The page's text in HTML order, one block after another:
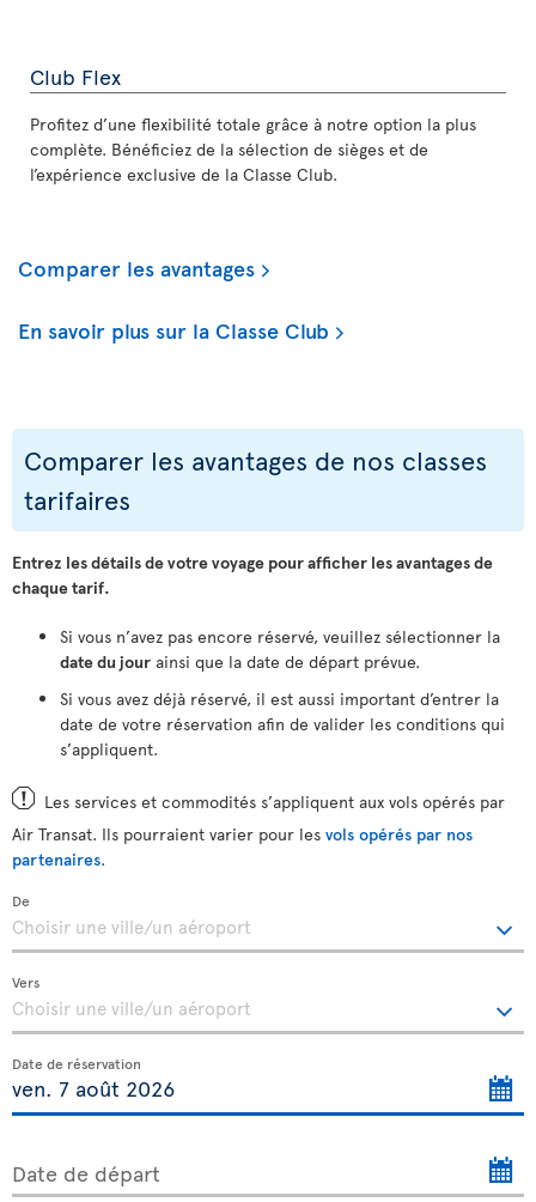
Club Flex
Profitez d’une flexibilité totale grâce à notre option la plus
complète. Bénéficiez de la sélection de sièges et de
l’expérience exclusive de la Classe Club.
Comparer les avantages
En savoir plus sur la Classe Club
Comparer les avantages de nos classes
tarifaires
Entrez les détails de votre voyage pour afficher les avantages de
chaque tarif.
Si vous n’avez pas encore réservé, veuillez sélectionner la
date du jour ainsi que la date de départ prévue.
Si vous avez déjà réservé, il est aussi important d’entrer la
date de votre réservation afin de valider les conditions qui
s’appliquent.
Les services et commodités s’appliquent aux vols opérés par
Air Transat. Ils pourraient varier pour les vols opérés par nos
partenaires.
De
Vers
Date de réservation
Date de départ